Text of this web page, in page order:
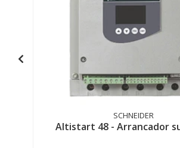
SCHNEIDER
Altistart 48 - Arrancador